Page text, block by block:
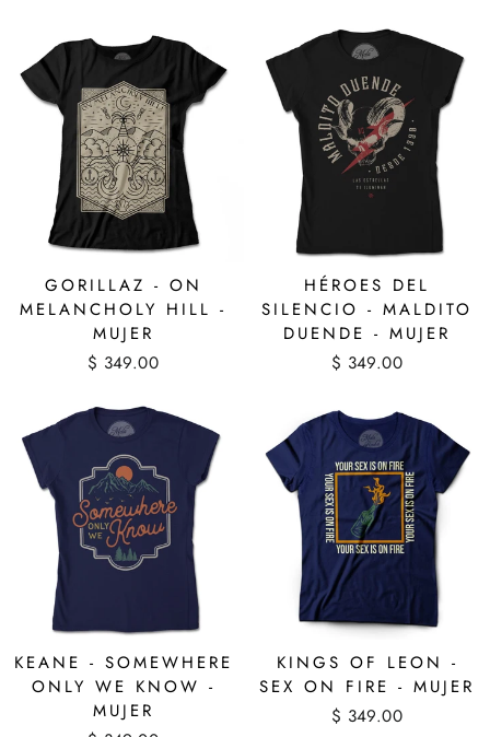
GORILLAZ - ON
MELANCHOLY HILL -
MUJER
$ 349.00
HÉROES DEL
SILENCIO - MALDITO
DUENDE - MUJER
$ 349.00
KEANE - SOMEWHERE
ONLY WE KNOW -
MUJER
KINGS OF LEON -
SEX ON FIRE - MUJER
$ 349.00